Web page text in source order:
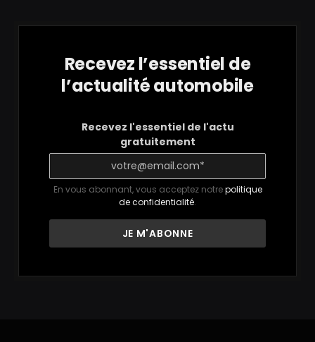
Recevez l’essentiel de
l’actualité automobile
Recevez l'essentiel de l'actu
gratuitement
En vous abonnant, vous acceptez notrepolitique
de confidentialité.